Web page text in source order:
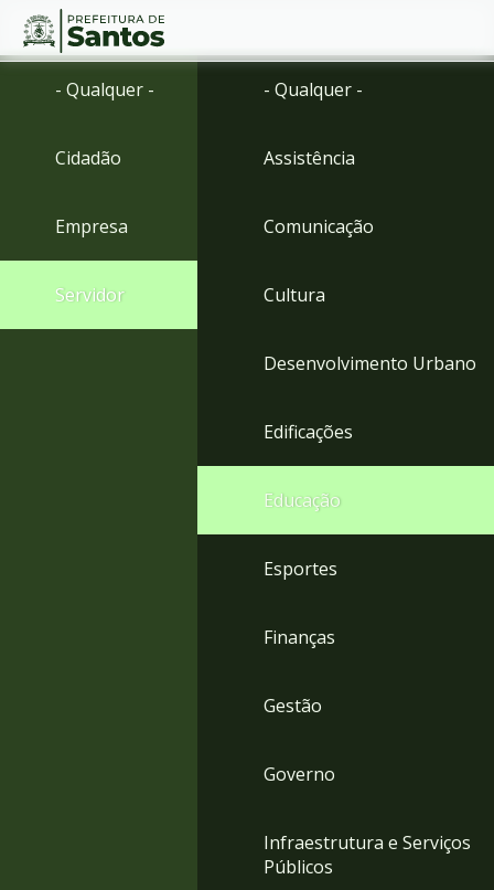
Ir
menu
para
Conteúdo
- Qualquer -
Cidadão
Empresa
Servidor
- Qualquer -
Assistência
Comunicação
Cultura
Desenvolvimento Urbano
Edificações
Educação
Esportes
Finanças
Gestão
Governo
Infraestrutura e Serviços
Públicos